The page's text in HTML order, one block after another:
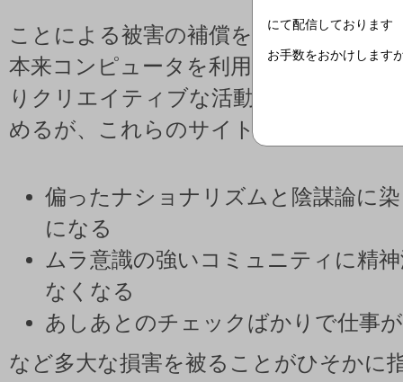
にて配信しております
お手数をおかけします
ことによる被害の補償を求めている。
本来コンピュータを利用していると業
りクリエイティブな活動ができたりと
めるが、これらのサイトにアクセスし
偏ったナショナリズムと陰謀論に
になる
ムラ意識の強いコミュニティに精
なくなる
あしあとのチェックばかりで仕事
など多大な損害を被ることがひそかに